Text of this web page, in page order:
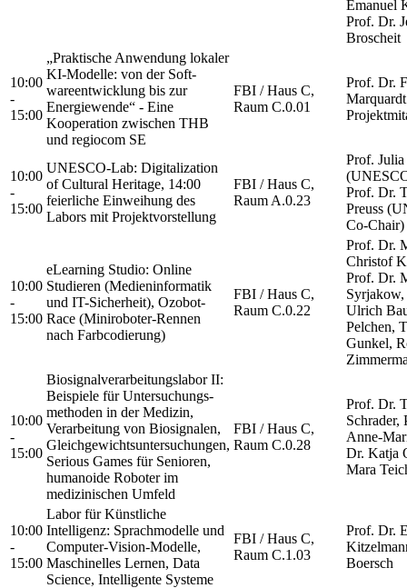
Emanuel
Prof. Dr.
Broscheit
10:00
-
15:00
„Praktische Anwendung lokaler
KI-Modelle: von der Soft-
wareentwicklung bis zur
Energiewende“ - Eine
Kooperation zwischen THB
und regiocom SE
FBI / Haus C,
Raum C.0.01
Prof. Dr.
10:00
-
15:00
UNESCO-Lab: Digitalization
of Cultural Heritage, 14:00
feierliche Einweihung des
Labors mit Projektvorstellung
FBI / Haus C,
Raum A.0.23
Prof.
Prof. Dr.
Preuss
Co-Chair)
10:00
-
15:00
eLearning Studio: Online
Studieren (Medieninformatik
und IT-Sicherheit), Ozobot-
Race (Miniroboter-Rennen
nach Farbcodierung)
FBI / Haus C,
Raum C.0.22
Prof. Dr.
Christof
Prof. Dr.
Ulrich
Pelchen,
Gunkel,
10:00
-
15:00
Biosignalverarbeitungslabor II:
Beispiele für Untersuchungs-
methoden in der Medizin,
Verarbeitung von Biosignalen,
Gleichgewichtsuntersuchungen,
Serious Games für Senioren,
humanoide Roboter im
medizinischen Umfeld
FBI / Haus C,
Raum C.0.28
Prof. Dr.
Schrader,
Anne-
Dr. Katja
Mara
10:00
-
15:00
Labor für Künstliche
Intelligenz: Sprachmodelle und
Computer-Vision-Modelle,
Maschinelles Lernen, Data
Science, Intelligente Systeme
FBI / Haus C,
Raum C.1.03
Prof. Dr.
Boersch